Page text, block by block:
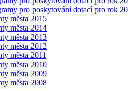
pro poskytování dotací pro rok
města 2015
města 2014
města 2013
města 2012
města 2011
města 2010
města 2009
města 2008